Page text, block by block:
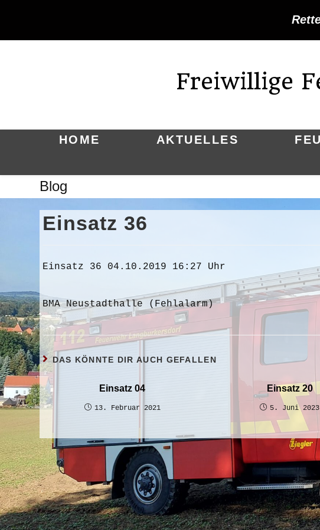
Freiwillige
HOME AKTUELLES
Blog
Einsatz 36
Einsatz 36 04.10.2019 16:27 Uhr
BMA Neustadthalle (Fehlalarm)
DAS KÖNNTE DIR AUCH GEFALLEN
Einsatz 04
13. Februar 2021
Einsatz 20
5. Juni 2023